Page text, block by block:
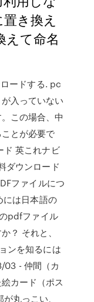
き換え
えて命名
ードする. pc
入っていない
この場合、中
とが必要で
ド 英これナビ
ダウンロード
ファイルにつ
は日本語の
pdfファイル
？ それと、
ンを知るには
03 - 仲間（カ
カード（ポス
丸っこい、